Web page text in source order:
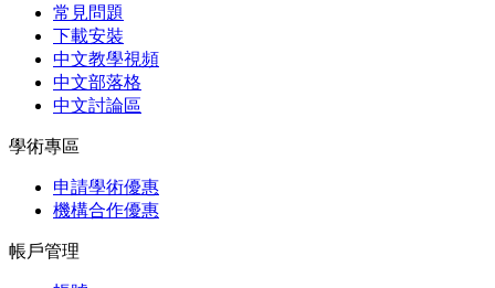
常見問題
下載安裝
中文教學視頻
中文部落格
中文討論區
學術專區
申請學術優惠
機構合作優惠
帳戶管理